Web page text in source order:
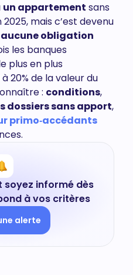
un appartement sans
mais c’est devenu
aucune obligation
les banques
plus en plus
20% de la valeur du
: conditions,
dossiers sans apport,
primo‑accédants
soyez informé dès
à vos critères
alerte